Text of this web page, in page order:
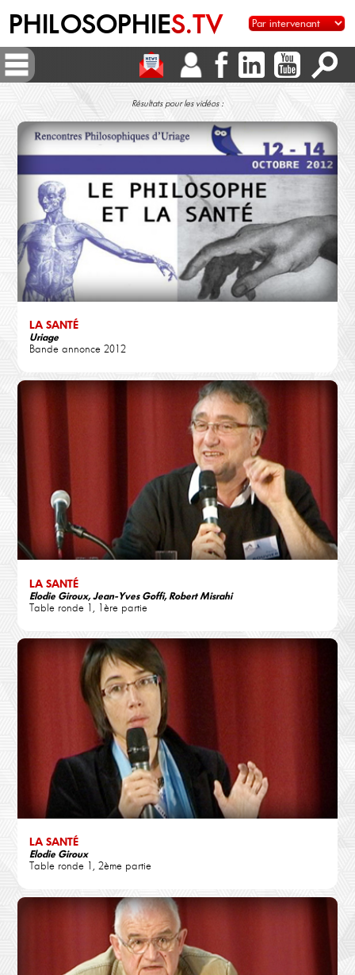
PHILOSOPHIES.TV
Résultats pour les vidéos :
LA SANTÉ
Uriage
Bande annonce 2012
LA SANTÉ
Elodie Giroux, Jean-Yves Goffi, Robert Misrahi
Table ronde 1, 1ère partie
LA SANTÉ
Elodie Giroux
Table ronde 1, 2ème partie